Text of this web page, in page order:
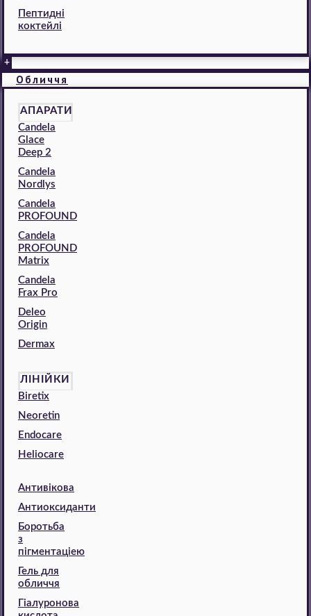
Пептидні
коктейлі
+
Обличчя
АПАРАТИ
Candela
Glace
Deep 2
Candela
Nordlys
Candela
PROFOUND
Candela
PROFOUND
Matrix
Candela
Frax Pro
Deleo
Origin
Dermax
ЛІНІЙКИ
Biretix
Neoretin
Endocare
Heliocare
Антивікова
Антиоксиданти
Боротьба
з
пігментаціею
Гель для
обличчя
Гіалуронова